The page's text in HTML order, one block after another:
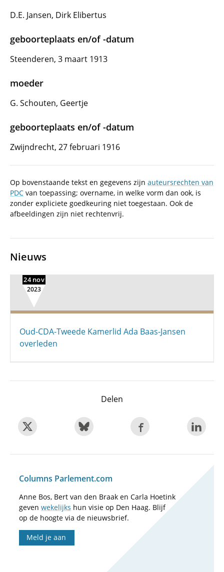
D.E. Jansen, Dirk Elibertus
geboorteplaats en/of -datum
Steenderen, 3 maart 1913
moeder
G. Schouten, Geertje
geboorteplaats en/of -datum
Zwijndrecht, 27 februari 1916
Op bovenstaande tekst en gegevens zijn auteursrechten van
PDC van toepassing; overname, in welke vorm dan ook, is
zonder expliciete goedkeuring niet toegestaan. Ook de
afbeeldingen zijn niet rechtenvrij.
Nieuws
24 nov
2023
Oud-CDA-Tweede Kamerlid Ada Baas-Jansen
overleden
Delen
Columns Parlement.com
Anne Bos, Bert van den Braak en Carla Hoetink
geven wekelijks hun visie op Den Haag. Blijf
op de hoogte via de nieuwsbrief.
Meld je aan